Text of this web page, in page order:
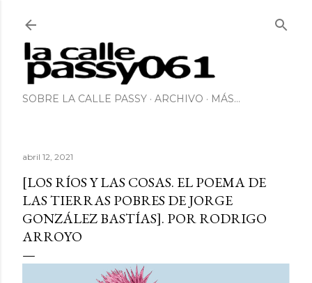
SOBRE LA CALLE PASSY ARCHIVO MÁS…
abril 12, 2021
[LOS RÍOS Y LAS COSAS. EL POEMA DE
LAS TIERRAS POBRES DE JORGE
GONZÁLEZ BASTÍAS]. POR RODRIGO
ARROYO